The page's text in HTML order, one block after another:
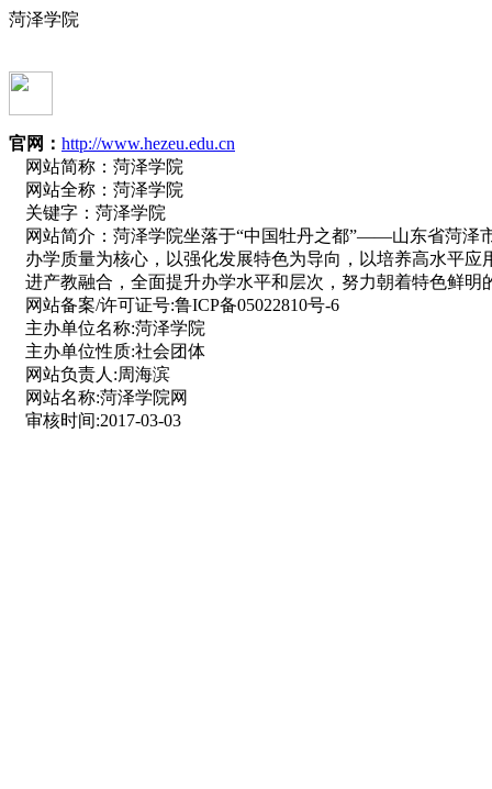
菏泽学院
官网： http://www.hezeu.edu.cn
网站简称： 菏泽学院
网站全称： 菏泽学院
关键字： 菏泽学院
网站简介： 菏泽学院坐落于“中国牡丹之都”——山东省菏泽
办学质量为核心，以强化发展特色为导向，以培养高水平
进产教融合，全面提升办学水平和层次，努力朝着特色鲜明
网站备案/许可证号:鲁ICP备05022810号-6
主办单位名称:菏泽学院
主办单位性质:社会团体
网站负责人:周海滨
网站名称:菏泽学院网
审核时间:2017-03-03